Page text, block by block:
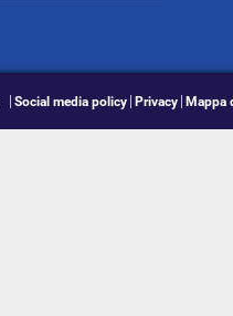
Social media policy Privacy Mappa